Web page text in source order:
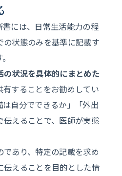
には、日常生活能力の程
状態のみを基準に記載す
の状況を具体的にまとめた
することをお勧めしてい
自分でできるか」「外出
えることで、医師が実態
あり、特定の記載を求め
伝えることを目的とした情